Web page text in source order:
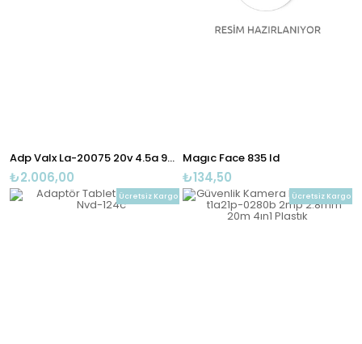
Adp Valx La-20075 20v 4.5a 90w Sarı Dörtköşe Pin Laptop Adp
₺2.006,00
Magıc Face 835 Id
₺134,50
Ücretsiz Kargo Ücretsiz Kargo